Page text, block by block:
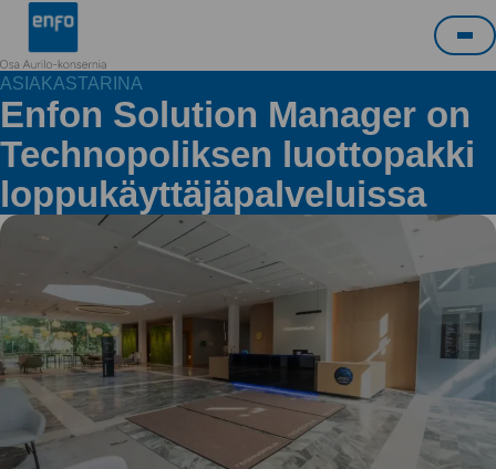
Siirry
sisältöön
Enfo
ASIAKASTARINA
Enfon Solution Manager on
Technopoliksen luottopakki
loppukäyttäjäpalveluissa